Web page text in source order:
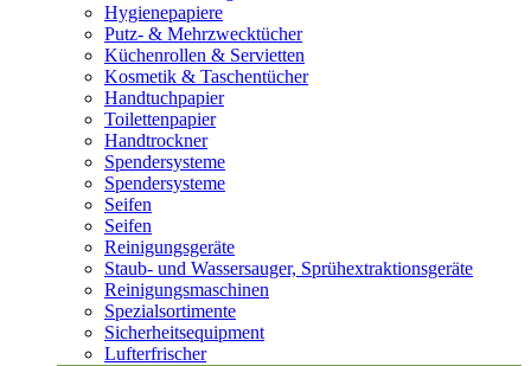
Hygienepapiere
Putz- & Mehrzwecktücher
Küchenrollen & Servietten
Kosmetik & Taschentücher
Handtuchpapier
Toilettenpapier
Handtrockner
Spendersysteme
Spendersysteme
Seifen
Seifen
Reinigungsgeräte
Staub- und Wassersauger, Sprühextraktionsgeräte
Reinigungsmaschinen
Spezialsortimente
Sicherheitsequipment
Lufterfrischer